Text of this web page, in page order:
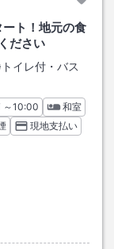
ート！地元の食
ださい
イレ付・バス
チェックアウト
～10:00
和室
現地支払い